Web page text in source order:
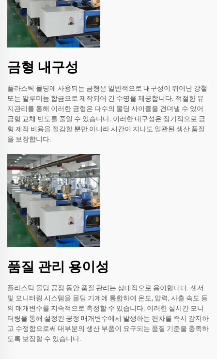
금형 내구성
플라스틱 몰딩에 사용되는 금형은 일반적으로 내구성이 뛰어난 강철
또는 알루미늄 합금으로 제작되어 긴 수명을 제공합니다. 적절한 유
지관리를 통해 이러한 금형은 다수의 몰딩 사이클을 견뎌낼 수 있어
금형 교체 빈도를 줄일 수 있습니다. 이러한 내구성은 장기적으로 금
형 제작 비용을 절감할 뿐만 아니라 시간이 지나도 일관된 생산 품질
을 보장합니다.
품질 관리 용이성
플라스틱 몰딩 공정 동안 품질 관리는 상대적으로 용이합니다. 센서
및 모니터링 시스템을 몰딩 기계에 통합하여 온도, 압력, 사출 속도 등
의 매개변수를 지속적으로 측정할 수 있습니다. 이러한 실시간 모니
터링을 통해 설정된 공정 매개변수에서 발생하는 편차를 즉시 감지하
고 수정함으로써 대부분의 생산 부품이 요구되는 품질 기준을 충족하
도록 보장할 수 있습니다.